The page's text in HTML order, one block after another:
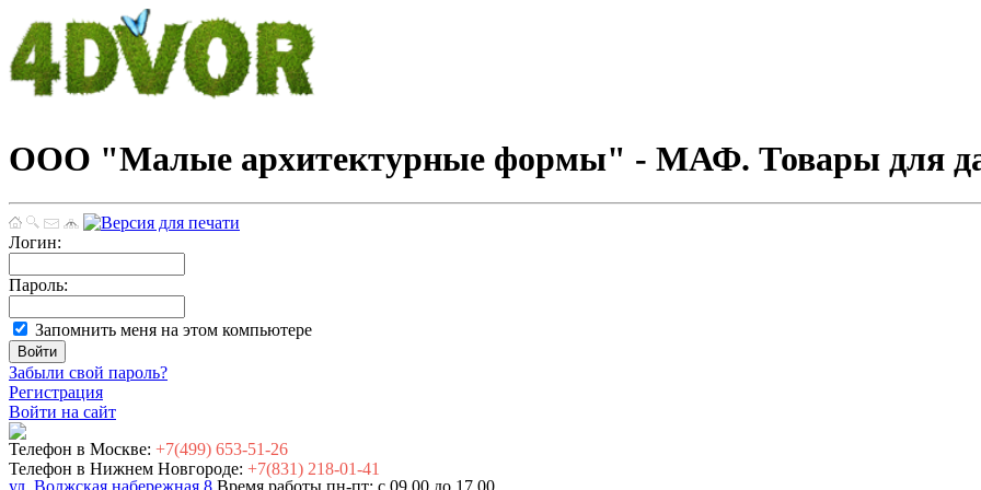
ООО "Малые архитектурные формы" - МАФ. Товары для
Логин:
Пароль:
Запомнить меня на этом компьютере
Забыли свой пароль?
Регистрация
Войти на сайт
Телефон в Москве: +7(499) 653-51-26
Телефон в Нижнем Новгороде: +7(831) 218-01-41